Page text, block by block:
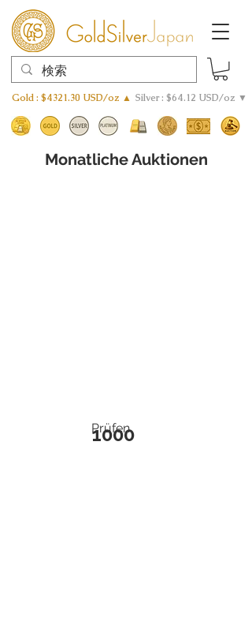
Gold : $4321.30 USD/oz ▲ Silver : $64.12 USD/oz ▼
Monatliche Auktionen
Prüfen
1000